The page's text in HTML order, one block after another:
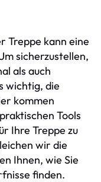
Treppe kann eine
sicherzustellen,
als auch
wichtig, die
kommen
Tools
Ihre Treppe zu
wir die
Ihnen, wie Sie
finden.